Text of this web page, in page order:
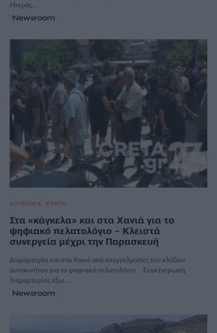
Μικράς…
Newsroom
ΚΟΙΝΩΝΙΑ ΚΡΗΤΗ
Στα «κάγκελα» και στα Χανιά για το
ψηφιακό πελατολόγιο – Κλειστά
συνεργεία μέχρι την Παρασκευή
Διαμαρτυρία και στα Χανιά από επαγγελματίες του κλάδου
αυτοκινήτου για το ψηφιακό πελατολόγιο Συγκέντρωση
διαμαρτυρίας έξω…
Newsroom